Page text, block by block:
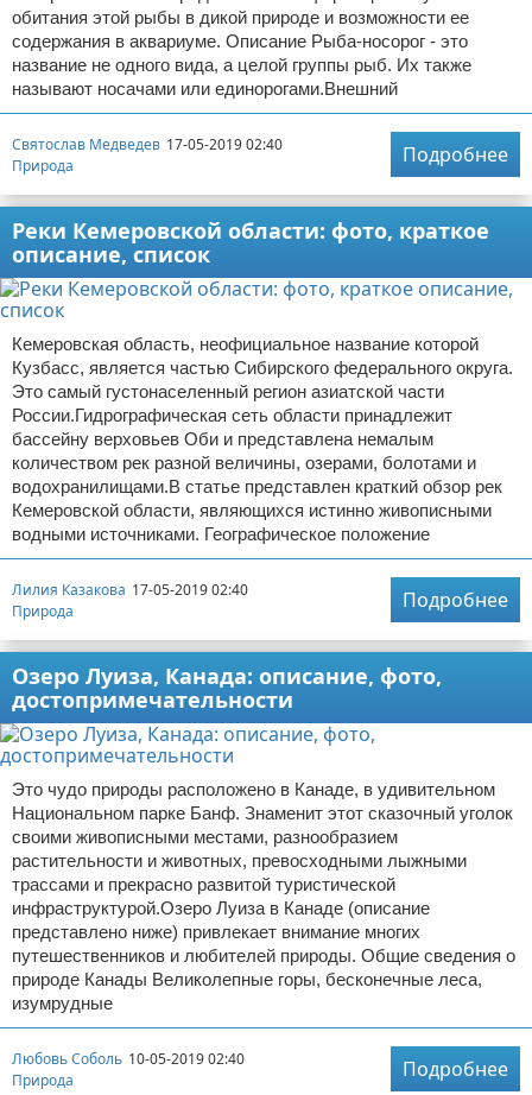
обитания этой рыбы в дикой природе и возможности ее
содержания в аквариуме. Описание Рыба-носорог - это
название не одного вида, а целой группы рыб. Их также
называют носачами или единорогами.Внешний
Святослав Медведев 17-05-2019 02:40
Природа
Подробнее
Реки Кемеровской области: фото, краткое
описание, список
Кемеровская область, неофициальное название которой
Кузбасс, является частью Сибирского федерального округа.
Это самый густонаселенный регион азиатской части
России.Гидрографическая сеть области принадлежит
бассейну верховьев Оби и представлена немалым
количеством рек разной величины, озерами, болотами и
водохранилищами.В статье представлен краткий обзор рек
Кемеровской области, являющихся истинно живописными
водными источниками. Географическое положение
Лилия Казакова 17-05-2019 02:40
Природа
Подробнее
Озеро Луиза, Канада: описание, фото,
достопримечательности
Это чудо природы расположено в Канаде, в удивительном
Национальном парке Банф. Знаменит этот сказочный уголок
своими живописными местами, разнообразием
растительности и животных, превосходными лыжными
трассами и прекрасно развитой туристической
инфраструктурой.Озеро Луиза в Канаде (описание
представлено ниже) привлекает внимание многих
путешественников и любителей природы. Общие сведения о
природе Канады Великолепные горы, бесконечные леса,
изумрудные
Любовь Соболь 10-05-2019 02:40
Природа
Подробнее